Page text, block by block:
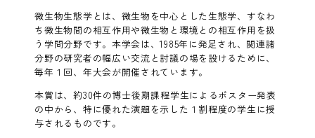
微生物生態学とは、微生物を中心とした生態学、すなわ
ち微生物間の相互作用や微生物と環境との相互作用を扱
う学問分野です。本学会は、1985年に発足され、関連諸
分野の研究者の幅広い交流と討議の場を設けるために、
毎年１回、年大会が開催されています。
本賞は、約30件の博士後期課程学生によるポスター発表
の中から、特に優れた演題を示した１割程度の学生に授
与されるものです。